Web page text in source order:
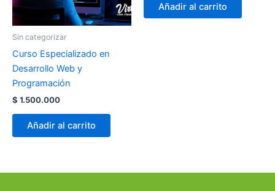
Sin categorizar
Curso Especializado en
Desarrollo Web y
Programación
$ 1.500.000
Añadir al carrito
Añadir al carrito